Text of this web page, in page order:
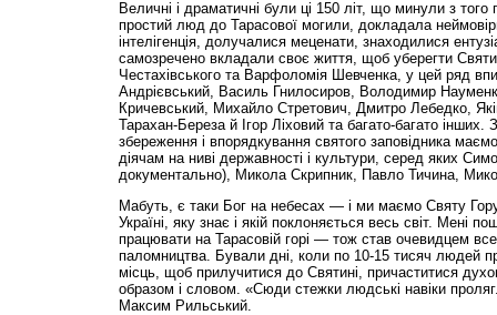
Величні і драматичні були ці 150 літ, що минули з того
простий люд до Тарасової могили, докладала
інтелігенція, долучалися меценати, знаходилися
самозречено вкладали своє життя, щоб уберегти
Честахівського та Варфоломія Шевченка, у цей ряд
Андрієвський, Василь Гнилосиров, Володимир
Кричевський, Михайло Стретович, Дмитро Лебедко,
Тарахан-Береза й Ігор Ліховий та багато-багато інших.
збереження і впорядкування святого заповідника
діячам на ниві державності і культури, серед яких
документально), Микола Скрипник, Павло Тичина,
Мабуть, є таки Бог на небесах — і ми маємо Святу
Україні, яку знає і якій поклоняється весь світ. Мені
працювати на Тарасовій горі — тож став очевидцем
паломництва. Бували дні, коли по 10-15 тисяч людей
місць, щоб прилучитися до Святині, причаститися
образом і словом. «Сюди стежки людські навіки
Максим Рильський.